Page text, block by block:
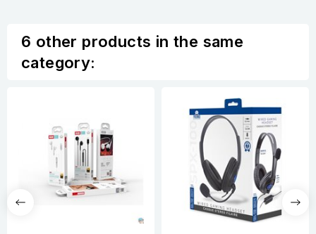
6 other products in the same
category: